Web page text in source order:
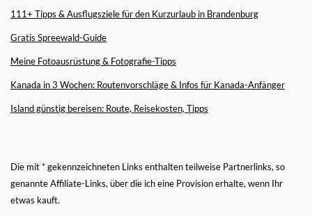
111+ Tipps & Ausflugsziele für den Kurzurlaub in Brandenburg
Gratis Spreewald-Guide
Meine Fotoausrüstung & Fotografie-Tipps
Kanada in 3 Wochen: Routenvorschläge & Infos für Kanada-Anfänger
Island günstig bereisen: Route, Reisekosten, Tipps
Die mit * gekennzeichneten Links enthalten teilweise Partnerlinks, so
genannte Affiliate-Links, über die ich eine Provision erhalte, wenn Ihr
etwas kauft.